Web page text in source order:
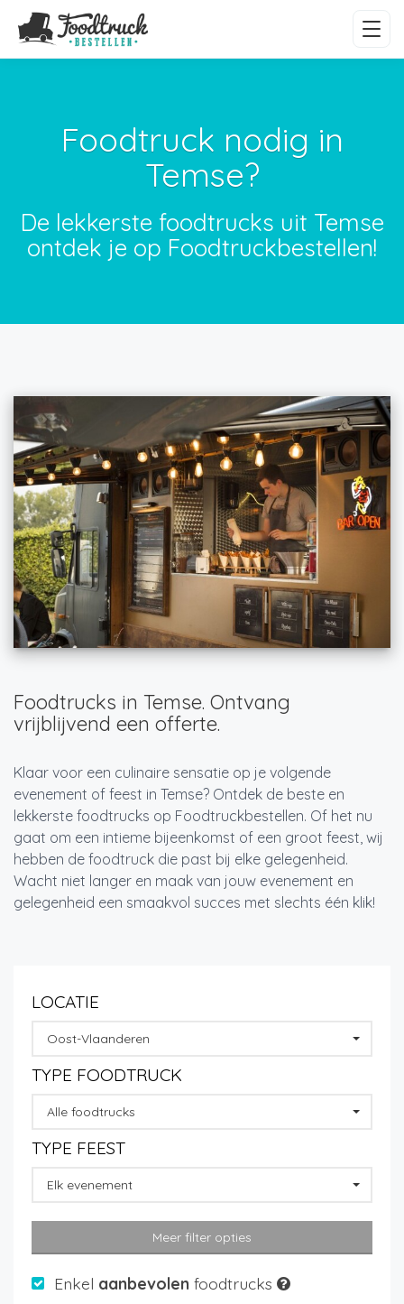
Foodtruck nodig in
Temse?
De lekkerste foodtrucks uit Temse
ontdek je op Foodtruckbestellen!
Foodtrucks in Temse. Ontvang
vrijblijvend een offerte.
Klaar voor een culinaire sensatie op je volgende
evenement of feest in Temse? Ontdek de beste en
lekkerste foodtrucks op Foodtruckbestellen. Of het nu
gaat om een intieme bijeenkomst of een groot feest, wij
hebben de foodtruck die past bij elke gelegenheid.
Wacht niet langer en maak van jouw evenement en
gelegenheid een smaakvol succes met slechts één klik!
LOCATIE
Oost-Vlaanderen
TYPE FOODTRUCK
Alle foodtrucks
TYPE FEEST
Elk evenement
Meer filter opties
Enkel aanbevolen foodtrucks